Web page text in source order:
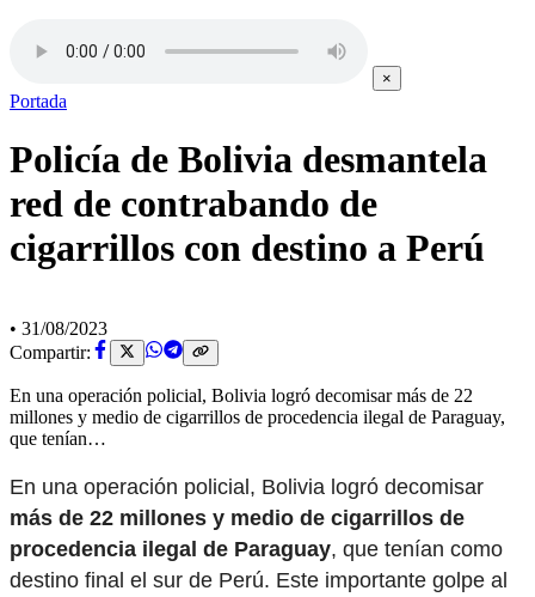
×
Portada
Policía de Bolivia desmantela
red de contrabando de
cigarrillos con destino a Perú
• 31/08/2023
Compartir:
En una operación policial, Bolivia logró decomisar más de 22
millones y medio de cigarrillos de procedencia ilegal de Paraguay,
que tenían…
En una operación policial, Bolivia logró decomisar
más de 22 millones y medio de cigarrillos de
procedencia ilegal de Paraguay, que tenían como
destino final el sur de Perú. Este importante golpe al